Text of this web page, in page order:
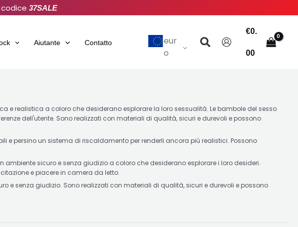
37SALE
Aiutante Contatto
eur
o
Ricerca
€0.
00
e realistica a coloro che desiderano esplorare la loro sessualità. Le bambole del sesso
dell'utente. Sono realizzati con materiali di qualità, sicuri e durevoli e possono
e persino un sistema di riscaldamento per renderli ancora più realistici. Possono
ambiente sicuro e senza giudizio a coloro che desiderano esplorare i loro desideri.
e piacere in camera da letto.
e senza giudizio. Sono realizzati con materiali di qualità, sicuri e durevoli e possono